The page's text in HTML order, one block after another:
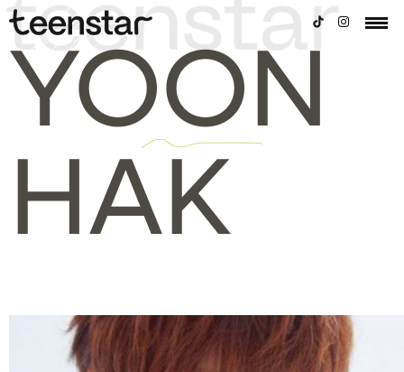
YOON
HAK